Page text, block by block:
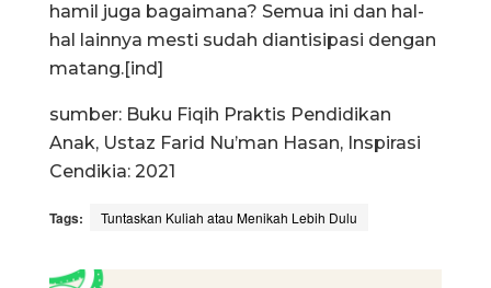
hamil juga bagaimana? Semua ini dan hal-
hal lainnya mesti sudah diantisipasi dengan
matang.[ind]
sumber: Buku Fiqih Praktis Pendidikan
Anak, Ustaz Farid Nu’man Hasan, Inspirasi
Cendikia: 2021
Tags: Tuntaskan Kuliah atau Menikah Lebih Dulu